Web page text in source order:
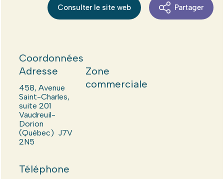
Consulter le site web Partager
Coordonnées
Adresse
458, Avenue
Saint-Charles,
suite 201
Vaudreuil-
Dorion
(Québec) J7V
2N5
Téléphone
Zone
commerciale